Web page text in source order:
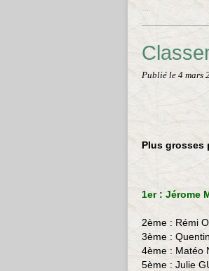
Publié le 4 mars
Plus grosses
1er : Jérome
2ème : Rémi
3ème :
4ème : Matéo
5ème : Julie